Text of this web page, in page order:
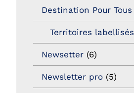
Destination Pour Tous
Territoires labellisés
Newsetter (6)
Newsletter pro (5)